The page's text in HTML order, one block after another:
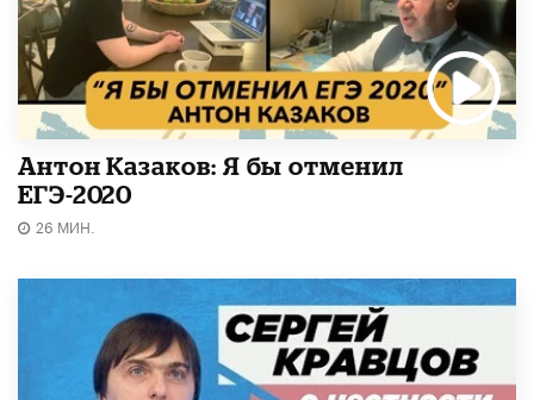
Антон Казаков: Я бы отменил
ЕГЭ-2020
26 МИН.